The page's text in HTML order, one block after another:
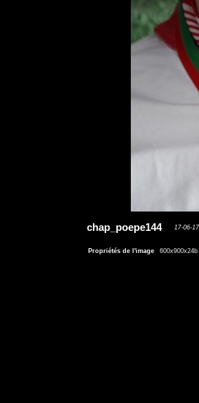
chap_poepe144 17-06-
Propriétés de l'image 600x900x24b